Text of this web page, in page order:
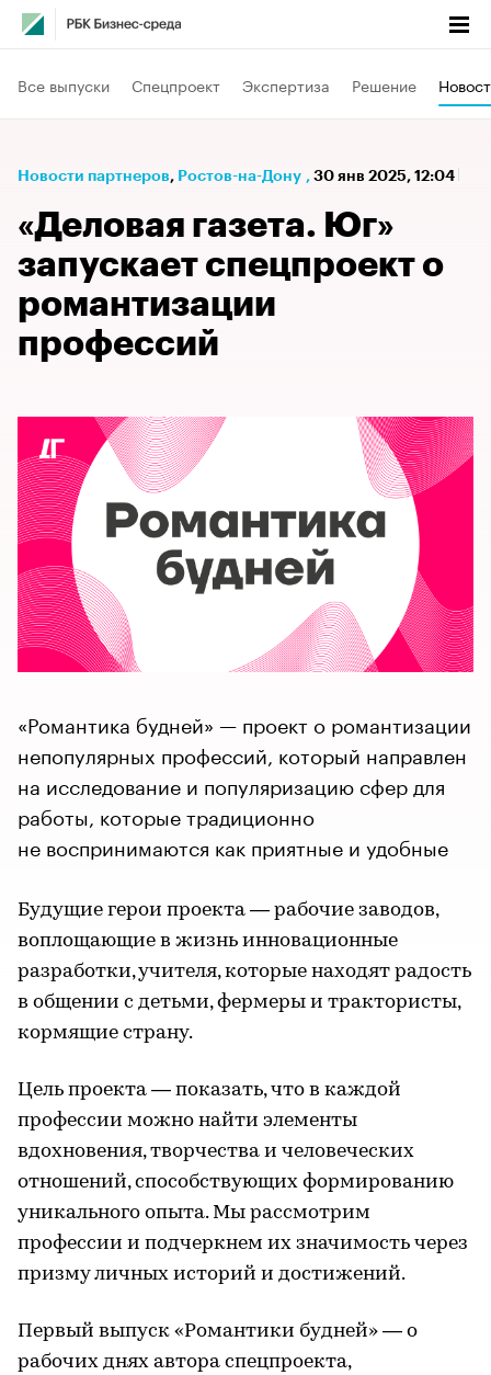
Все выпуски Спецпроект Экспертиза Решение
Новости партнеров⁠, Ростов-на-Дону , 30 янв 2025, 12:04
«Деловая газета. Юг»
запускает спецпроект о
романтизации
профессий
«Романтика будней» — проект о романтизации
непопулярных профессий, который направлен
на исследование и популяризацию сфер для
работы, которые традиционно
не воспринимаются как приятные и удобные
Будущие герои проекта — рабочие заводов,
воплощающие в жизнь инновационные
разработки, учителя, которые находят радость
в общении с детьми, фермеры и трактористы,
кормящие страну.
Цель проекта — показать, что в каждой
профессии можно найти элементы
вдохновения, творчества и человеческих
отношений, способствующих формированию
уникального опыта. Мы рассмотрим
профессии и подчеркнем их значимость через
призму личных историй и достижений.
Первый выпуск «Романтики будней» — о
рабочих днях автора спецпроекта,